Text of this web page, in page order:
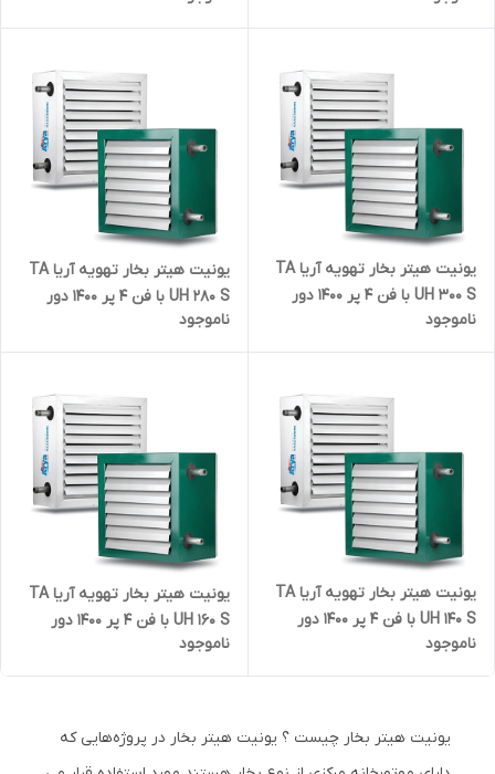
یونیت هیتر بخار تهویه آریا TA
UH 300 S با فن 4 پر 1400 دور
ناموجود
یونیت هیتر بخار تهویه آریا TA
UH 280 S با فن 4 پر 1400 دور
ناموجود
یونیت هیتر بخار تهویه آریا TA
UH 140 S با فن 4 پر 1400 دور
ناموجود
یونیت هیتر بخار تهویه آریا TA
UH 160 S با فن 4 پر 1400 دور
ناموجود
یونیت هیتر بخار چیست ؟ یونیت هیتر بخار در پروژه‌هایی که